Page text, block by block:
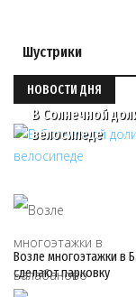
Шустрики
НОВОСТИ ДНЯ
В Солнечной
велосипеде
Возле многоэтажки в
сделают парковку